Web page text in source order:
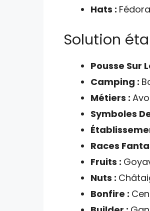
Hats :
Solution
Pousse Sur
Camping :
Métiers :
Symboles
Races
Fruits :
Nuts :
Bonfire :